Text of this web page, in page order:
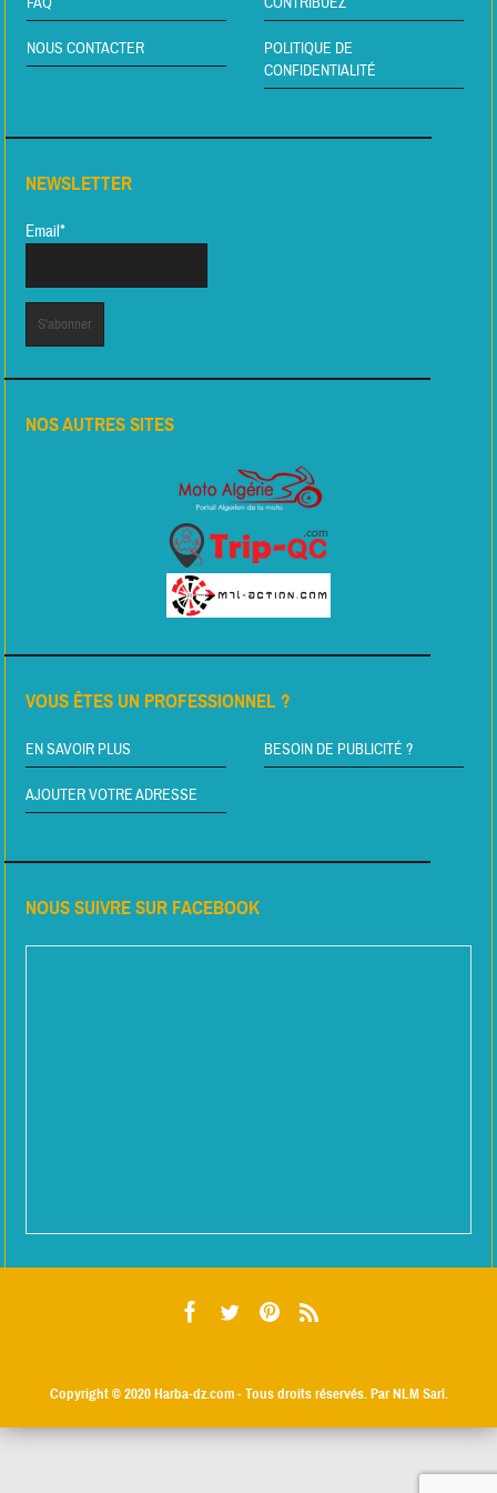
NOUS CONTACTER
POLITIQUE DE
CONFIDENTIALITÉ
NEWSLETTER
Email*
NOS AUTRES SITES
VOUS ÊTES UN PROFESSIONNEL ?
EN SAVOIR PLUS BESOIN DE PUBLICITÉ ?
AJOUTER VOTRE ADRESSE
NOUS SUIVRE SUR FACEBOOK
Copyright © 2020Harba-dz.com- Tous droits réservés. Par NLM Sarl.